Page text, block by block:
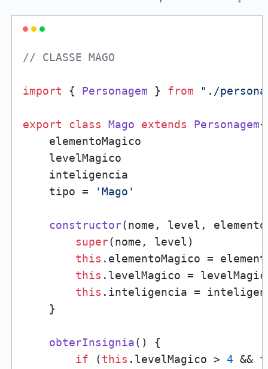
// CLASSE MAGO
import { Personagem } from "./
export class Mago extends Personagem{
    elementoMagico
    levelMagico
    inteligencia
    tipo =
'Mago'
constructor(nome, level,
super(nome, level)
this . elementoMagico =
this . levelMagico =
this . inteligencia =
    }
obterInsignia( ) {
if (this . levelMagico > 4 &&